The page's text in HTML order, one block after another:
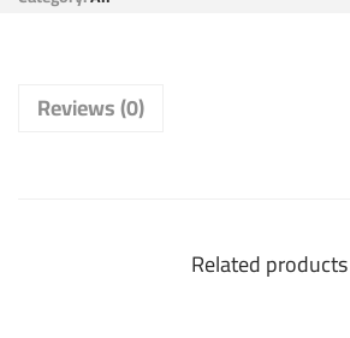
Reviews (0)
Related products